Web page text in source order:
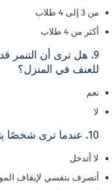
من 3 إلى 4 طلاب
أكثر من 4 طلاب
9. هل ترى أن التنمر
للعنف في المنزل؟
نعم
لا
10. عندما ترى شخصًا يتعرض للتنمر، ماذا تفعل غالبًا؟
لا أتدخل
أتصرف بنفسي لإيقاف